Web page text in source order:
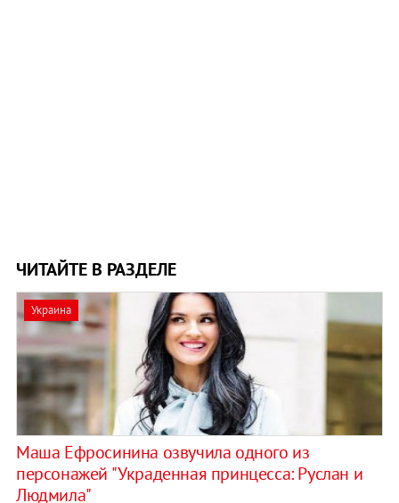
ЧИТАЙТЕ В РАЗДЕЛЕ
Украина
Маша Ефросинина озвучила одного из
персонажей "Украденная принцесса: Руслан и
Людмила"